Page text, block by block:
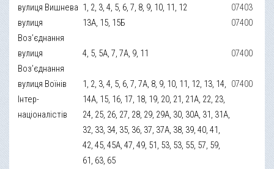
вулиця Вишнева 1, 2, 3, 4, 5, 6, 7, 8, 9, 10, 11, 12
07403
вулиця
Воз’єднання
13А, 15, 15Б 07400
вулиця
Воз’єднання
4, 5, 5А, 7, 7А, 9, 11 07400
вулиця Воїнів
Інтер-
націоналістів
1, 2, 3, 4, 5, 6, 7, 7А, 8, 9, 10, 11, 12, 13, 14,
14А, 15, 16, 17, 18, 19, 20, 21, 21А, 22, 23,
24, 25, 26, 27, 28, 29, 29А, 30, 30А, 31, 31А,
32, 33, 34, 35, 36, 37, 37А, 38, 39, 40, 41,
42, 45, 45А, 47, 49, 51, 53, 53, 55, 57, 59,
61, 63, 65
07400